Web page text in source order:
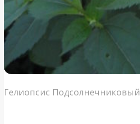
Гелиопсис Подсолнечниковый